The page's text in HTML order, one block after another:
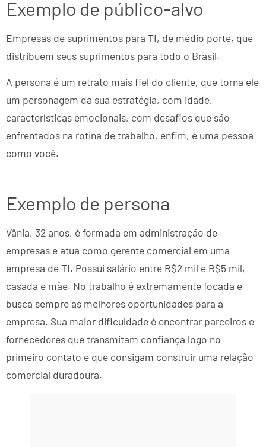
Exemplo de público-alvo
Empresas de suprimentos para TI, de médio porte, que
distribuem seus suprimentos para todo o Brasil.
A persona é um retrato mais fiel do cliente, que torna ele
um personagem da sua estratégia, com idade,
características emocionais, com desafios que são
enfrentados na rotina de trabalho, enfim, é uma pessoa
como você.
Exemplo de persona
Vânia, 32 anos, é formada em administração de
empresas e atua como gerente comercial em uma
empresa de TI. Possui salário entre R$2 mil e R$5 mil,
casada e mãe. No trabalho é extremamente focada e
busca sempre as melhores oportunidades para a
empresa. Sua maior dificuldade é encontrar parceiros e
fornecedores que transmitam confiança logo no
primeiro contato e que consigam construir uma relação
comercial duradoura.